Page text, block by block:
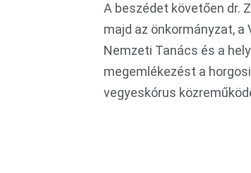
A beszédet követően dr.
majd az önkormányzat, a
Nemzeti Tanács és a
megemlékezést a
vegyeskórus